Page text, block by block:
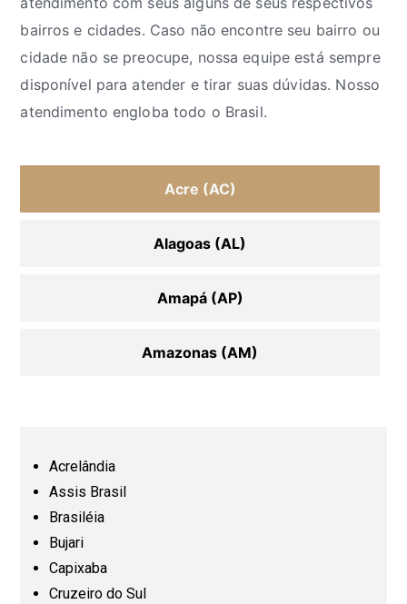
bairros e cidades. Caso não encontre seu bairro ou
cidade não se preocupe, nossa equipe está sempre
disponível para atender e tirar suas dúvidas. Nosso
atendimento engloba todo o Brasil.
Acre (AC)
Alagoas (AL)
Amapá (AP)
Amazonas (AM)
Acrelândia
Assis Brasil
Brasiléia
Bujari
Capixaba
Cruzeiro do Sul